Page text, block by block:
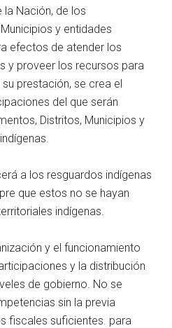
Nación, de los
y entidades
efectos de atender los
y proveer los recursos para
prestación, se crea el
del que serán
Distritos, Municipios y
a los resguardos indígenas
que estos no se hayan
indígenas.
y el funcionamiento
y la distribución
de gobierno. No se
sin la previa
fiscales suficientes. para